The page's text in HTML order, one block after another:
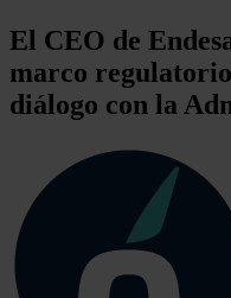
El CEO de
marco
diálogo con la